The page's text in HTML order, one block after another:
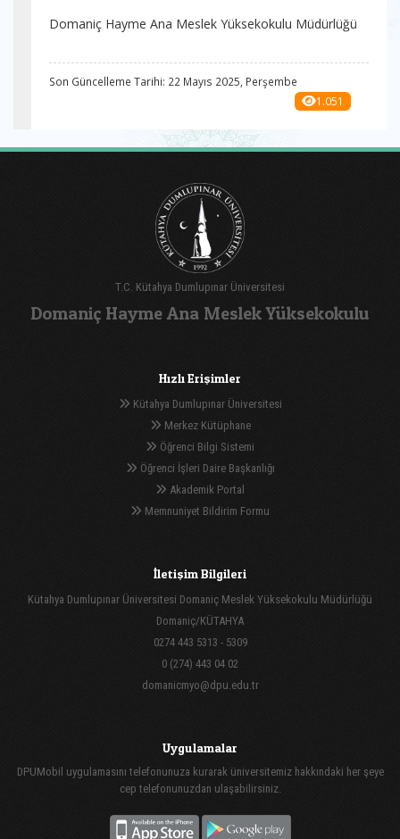
Domaniç Hayme Ana Meslek Yüksekokulu Müdürlüğü
Son Güncelleme Tarihi: 22 Mayıs 2025, Perşembe
1.051
T.C. Kütahya Dumlupınar Üniversitesi
Domaniç Hayme Ana Meslek Yüksekokulu
Hızlı Erişimler
Kütahya Dumlupınar Üniversitesi
Merkez Kütüphane
Öğrenci Bilgi Sistemi
Öğrenci İşleri Daire Başkanlığı
Akademik Portal
Memnuniyet Bildirim Formu
İletişim Bilgileri
Kütahya Dumlupınar Üniversitesi Domaniç Meslek Yüksekokulu Müdürlüğü
Domaniç/KÜTAHYA
0274 443 5313 - 5309
0 (274) 443 04 02
domanicmyo@dpu.edu.tr
Uygulamalar
DPUMobil uygulamasını telefonunuza kurarak üniversitemiz hakkındaki her şeye
cep telefonunuzdan ulaşabilirsiniz.